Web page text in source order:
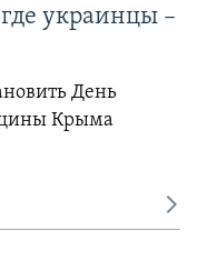
украинцы –
День
Крыма